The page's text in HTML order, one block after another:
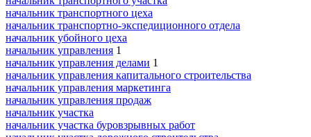
начальник транспортного цеха
начальник транспортно-экспедиционного отдела
начальник убойного цеха
начальник управления 1
начальник управления делами 1
начальник управления капитального строительства
начальник управления маркетинга
начальник управления продаж
начальник участка
начальник участка буровзрывных работ